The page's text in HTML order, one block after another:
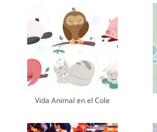
Vida Animal en el Cole